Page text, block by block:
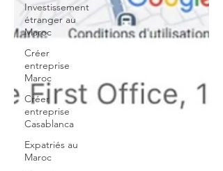
Investissement
étranger au
Maroc
Créer
entreprise
Maroc
Créer
entreprise
Casablanca
Expatriés au
Maroc